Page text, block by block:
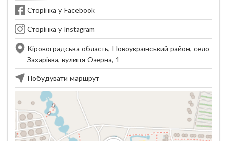
Сторінка у Facebook
Сторінка у Instagram
Кіровоградська область, Новоукраїнський район, село
Захарівка, вулиця Озерна, 1
Побудувати маршрут